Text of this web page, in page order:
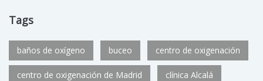
Tags
baños de oxígeno buceo centro de oxigenación
centro de oxigenación de Madrid clínica Alcalá